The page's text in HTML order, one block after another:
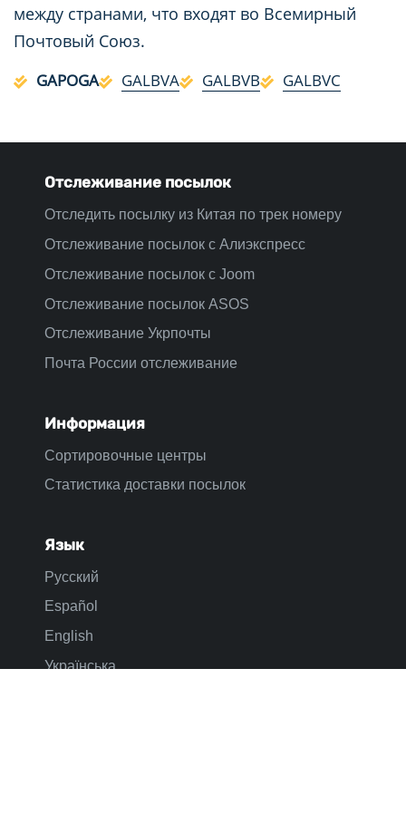
между странами, что входят во Всемирный
Почтовый Союз.
GAPOGA GALBVA GALBVB GALBVC
Отслеживание посылок
Отследить посылку из Китая по трек номеру
Отслеживание посылок с Алиэкспресс
Отслеживание посылок с Joom
Отслеживание посылок ASOS
Отслеживание Укрпочты
Почта России отслеживание
Информация
Сортировочные центры
Статистика доставки посылок
Язык
Русский
Español
English
Українська